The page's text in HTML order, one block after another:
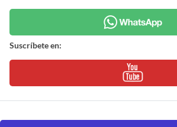
Suscríbete en: